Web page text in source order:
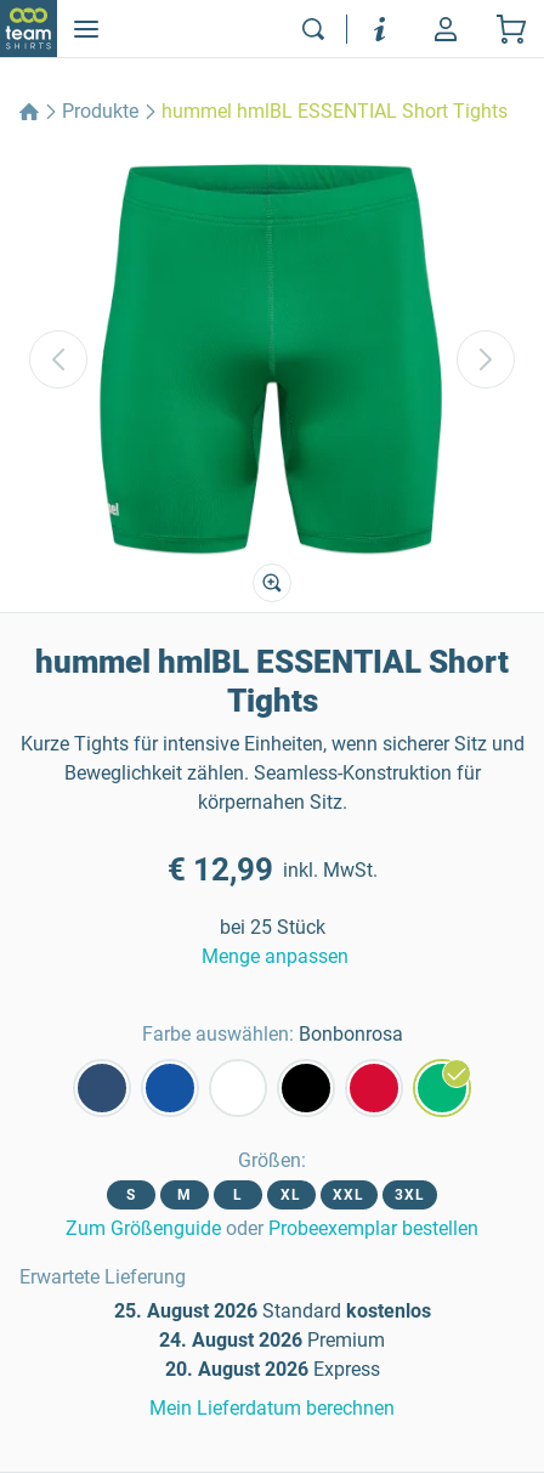
Produkte hummel hmlBL ESSENTIAL Short Tights
hummel hmlBL ESSENTIAL Short
Tights
Kurze Tights für intensive Einheiten, wenn sicherer Sitz und
Beweglichkeit zählen. Seamless-Konstruktion für
körpernahen Sitz.
€ 12,99 inkl. MwSt.
bei 25 Stück
Menge anpassen
Farbe auswählen: Bonbonrosa
Größen:
S M L XL XXL 3XL
Zum Größenguide oder Probeexemplar bestellen
Erwartete Lieferung
25. August 2026 Standard kostenlos
24. August 2026 Premium
20. August 2026 Express
Mein Lieferdatum berechnen